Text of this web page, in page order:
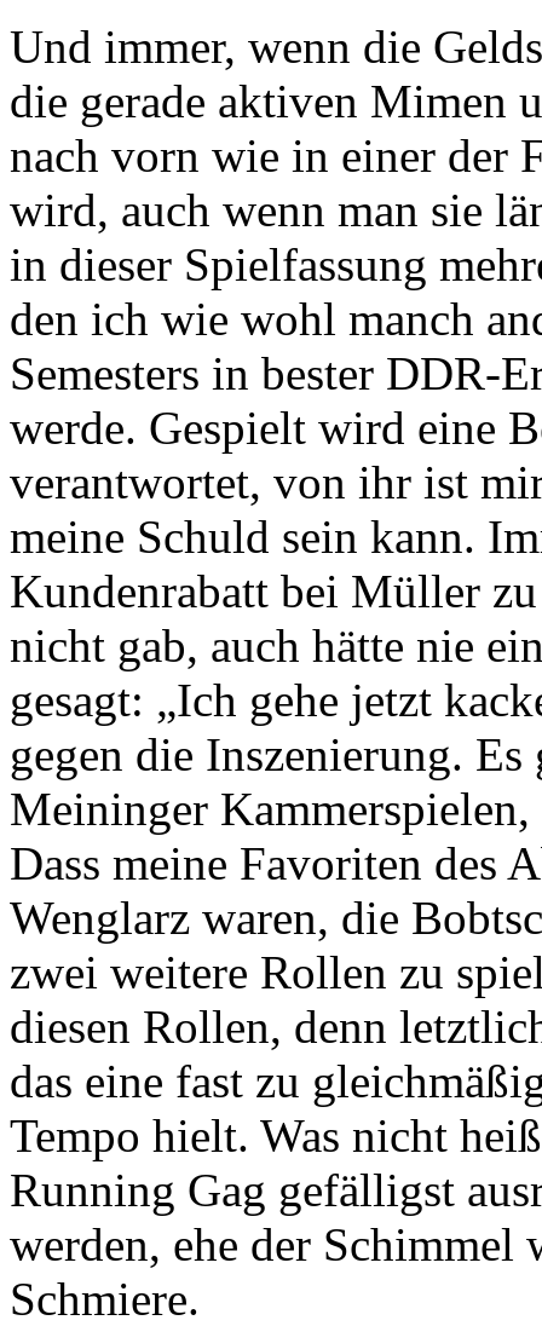
Und immer, wenn die
die gerade aktiven Mimen
nach vorn wie in einer der
wird, auch wenn man sie
in dieser Spielfassung
den ich wie wohl manch
Semesters in bester DDR-
werde. Gespielt wird eine
verantwortet, von ihr ist
meine Schuld sein kann.
Kundenrabatt bei Müller
nicht gab, auch hätte nie
gesagt: „Ich gehe jetzt
gegen die Inszenierung.
Meininger
Dass meine Favoriten des
Wenglarz waren, die
zwei weitere Rollen zu
diesen Rollen, denn
das eine fast zu
Tempo hielt. Was nicht
Running Gag gefälligst
werden, ehe der Schimmel
Schmiere.